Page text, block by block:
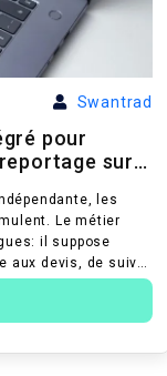
Swantrad
pour
sur
les
Le métier
il suppose
aux devis, de suivre